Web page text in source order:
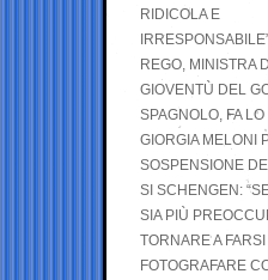
RIDICOLA E
REGO, MINISTRA
GIOVENTÙ DEL
SPAGNOLO, FA
GIORGIA MELONI
SOSPENSIONE
SI SCHENGEN:
SIA PIÙ
TORNARE A FARSI
FOTOGRAFARE